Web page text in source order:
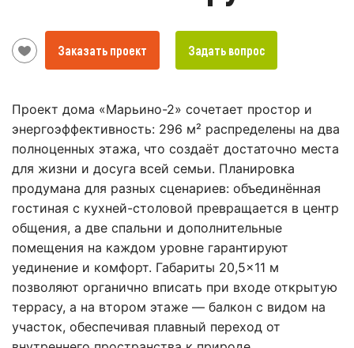
Заказать проект Задать вопрос
Проект дома «Марьино-2» сочетает простор и
энергоэффективность: 296 м² распределены на два
полноценных этажа, что создаёт достаточно места
для жизни и досуга всей семьи. Планировка
продумана для разных сценариев: объединённая
гостиная с кухней-столовой превращается в центр
общения, а две спальни и дополнительные
помещения на каждом уровне гарантируют
уединение и комфорт. Габариты 20,5×11 м
позволяют органично вписать при входе открытую
террасу, а на втором этаже — балкон с видом на
участок, обеспечивая плавный переход от